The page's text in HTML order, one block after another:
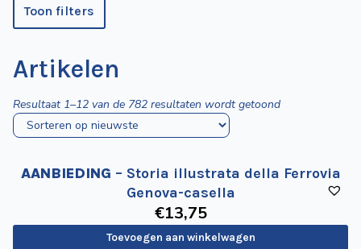
Excursies
Actueel
Ons
aanbod
Toon filters
Artikelen
Resultaat 1–12 van de 782 resultaten wordt getoondGesorteerd
AANBIEDING – Storia illustrata della Ferrovia
Genova-casella
€13,75
Toevoegen aan winkelwagen